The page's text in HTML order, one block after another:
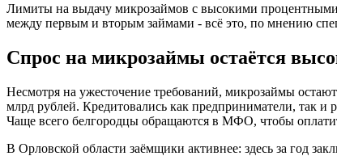
Лимиты на выдачу микрозаймов с высокими
между первым и вторым займами - всё это, по мнению
Спрос на микрозаймы остаётся
Несмотря на ужесточение требований, микрозаймы
млрд рублей. Кредитовались как предприниматели, так
Чаще всего белгородцы обращаются в МФО, чтобы
В Орловской области заёмщики активнее: здесь за год